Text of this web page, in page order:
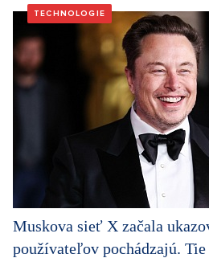
TECHNOLOGIE
Muskova sieť X začala
používateľov pochádzajú.